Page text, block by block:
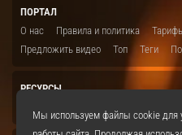
ПОРТАЛ
О нас
Правила и политика
Предложить видео
Топ Теги
РЕСУРСЫ
Мы используем файлы cookie для